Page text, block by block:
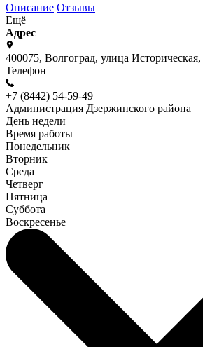
Описание Отзывы
Ещё
Адрес
400075, Волгоград, улица Историческая,
Телефон
+7 (8442) 54-59-49
Администрация Дзержинского района
День недели
Время работы
Понедельник
Вторник
Среда
Четверг
Пятница
Суббота
Воскресенье